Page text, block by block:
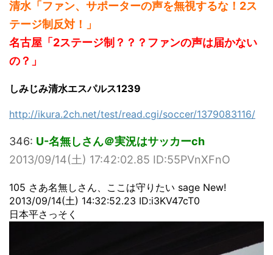
清水「ファン、サポーターの声を無視するな！2ス
テージ制反対！」
名古屋「2ステージ制？？？ファンの声は届かない
の？」
しみじみ清水エスパルス1239
http://ikura.2ch.net/test/read.cgi/soccer/1379083116/
346: U-名無しさん＠実況はサッカーch
2013/09/14(土) 17:42:02.85 ID:55PVnXFnO
105 さあ名無しさん、ここは守りたい sage New!
2013/09/14(土) 14:32:52.23 ID:i3KV47cT0
日本平さっそく